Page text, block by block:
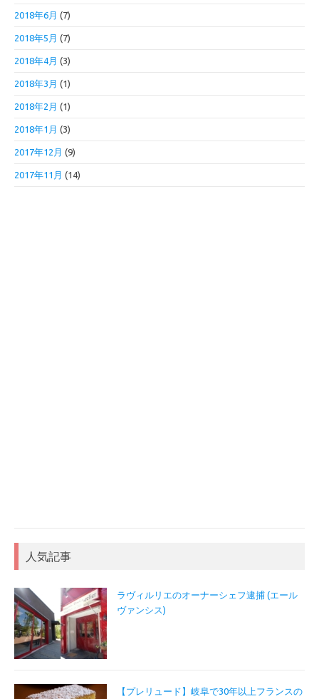
2018年6月 (7)
2018年5月 (7)
2018年4月 (3)
2018年3月 (1)
2018年2月 (1)
2018年1月 (3)
2017年12月 (9)
2017年11月 (14)
人気記事
ラヴィルリエのオーナーシェフ逮捕 (エール
ヴァンシス)
【プレリュード】岐阜で30年以上フランスの